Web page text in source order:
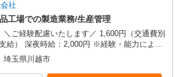
社
工場での製造業務/生産管理
＼ご経験配慮いたします／ 1,600円（交通費別
） 深夜時給：2,000円 ※経験・能力により
る
埼玉県川越市